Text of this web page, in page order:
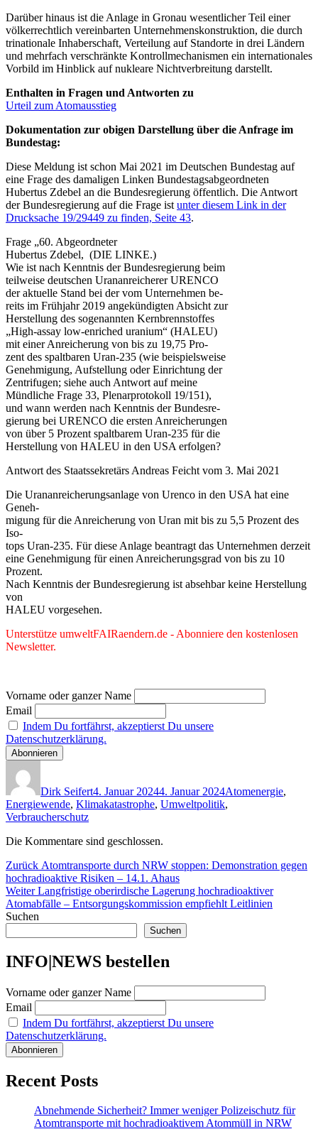
Darüber hinaus ist die Anlage in Gronau wesentlicher Teil einer
völkerrechtlich vereinbarten Unternehmenskonstruktion, die durch
trinationale Inhaberschaft, Verteilung auf Standorte in drei Ländern
und mehrfach verschränkte Kontrollmechanismen ein internationales
Vorbild im Hinblick auf nukleare Nichtverbreitung darstellt.
Enthalten in Fragen und Antworten zu
Urteil zum Atomausstieg
Dokumentation zur obigen Darstellung über die Anfrage im
Bundestag:
Diese Meldung ist schon Mai 2021 im Deutschen Bundestag auf
eine Frage des damaligen Linken Bundestagsabgeordneten
Hubertus Zdebel an die Bundesregierung öffentlich. Die Antwort
der Bundesregierung auf die Frage ist unter diesem Link in der
Drucksache 19/29449 zu finden, Seite 43.
Frage „60. Abgeordneter
Hubertus Zdebel, (DIE LINKE.)
Wie ist nach Kenntnis der Bundesregierung beim
teilweise deutschen Urananreicherer URENCO
der aktuelle Stand bei der vom Unternehmen be-
reits im Frühjahr 2019 angekündigten Absicht zur
Herstellung des sogenannten Kernbrennstoffes
„High-assay low-enriched uranium“ (HALEU)
mit einer Anreicherung von bis zu 19,75 Pro-
zent des spaltbaren Uran-235 (wie beispielsweise
Genehmigung, Aufstellung oder Einrichtung der
Zentrifugen; siehe auch Antwort auf meine
Mündliche Frage 33, Plenarprotokoll 19/151),
und wann werden nach Kenntnis der Bundesre-
gierung bei URENCO die ersten Anreicherungen
von über 5 Prozent spaltbarem Uran-235 für die
Herstellung von HALEU in den USA erfolgen?
Antwort des Staatssekretärs Andreas Feicht vom 3. Mai 2021
Die Urananreicherungsanlage von Urenco in den USA hat eine
Geneh-
migung für die Anreicherung von Uran mit bis zu 5,5 Prozent des
Iso-
tops Uran-235. Für diese Anlage beantragt das Unternehmen derzeit
eine Genehmigung für einen Anreicherungsgrad von bis zu 10
Prozent.
Nach Kenntnis der Bundesregierung ist absehbar keine Herstellung
von
HALEU vorgesehen.
Unterstütze umweltFAIRaendern.de - Abonniere den kostenlosen
Newsletter.
Vorname oder ganzer Name
Email
Indem Du fortfährst, akzeptierst Du unsere
Datenschutzerklärung.
Dirk Seifert4. Januar 20244. Januar 2024Atomenergie,
Energiewende, Klimakatastrophe, Umweltpolitik,
Verbraucherschutz
Die Kommentare sind geschlossen.
Beitragsnavigation
Zurück Vorheriger
Beitrag:
Atomtransporte durch NRW stoppen: Demonstration gegen
hochradioaktive Risiken – 14.1. Ahaus
Weiter Nächster
Beitrag:
Langfristige oberirdische Lagerung hochradioaktiver
Atomabfälle – Entsorgungskommission empfiehlt Leitlinien
Suchen
Suchen
INFO|NEWS bestellen
Vorname oder ganzer Name
Email
Indem Du fortfährst, akzeptierst Du unsere
Datenschutzerklärung.
Recent Posts
Abnehmende Sicherheit? Immer weniger Polizeischutz für
Atomtransporte mit hochradioaktivem Atommüll in NRW